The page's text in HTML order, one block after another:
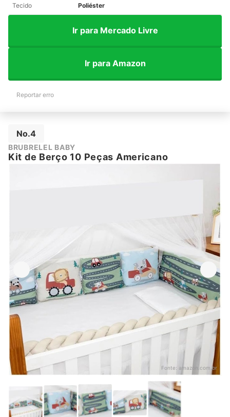
Tecido Poliéster
Ir para Mercado Livre
Ir para Amazon
Reportar erro
No.4
BRUBRELEL BABY
Kit de Berço 10 Peças Americano
Fonte: amazon.com.br